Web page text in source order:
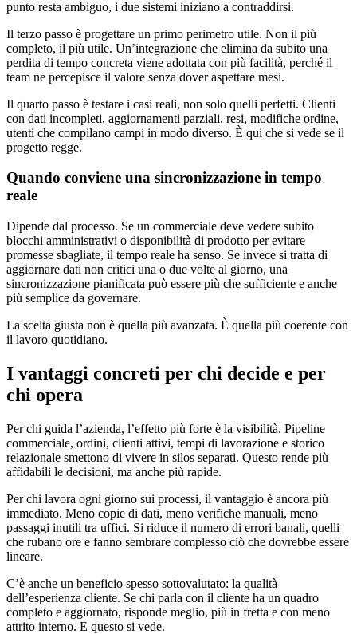
punto resta ambiguo, i due sistemi iniziano a contraddirsi.
Il terzo passo è progettare un primo perimetro utile. Non il più
completo, il più utile. Un’integrazione che elimina da subito una
perdita di tempo concreta viene adottata con più facilità, perché il
team ne percepisce il valore senza dover aspettare mesi.
Il quarto passo è testare i casi reali, non solo quelli perfetti. Clienti
con dati incompleti, aggiornamenti parziali, resi, modifiche ordine,
utenti che compilano campi in modo diverso. È qui che si vede se il
progetto regge.
Quando conviene una sincronizzazione in tempo
reale
Dipende dal processo. Se un commerciale deve vedere subito
blocchi amministrativi o disponibilità di prodotto per evitare
promesse sbagliate, il tempo reale ha senso. Se invece si tratta di
aggiornare dati non critici una o due volte al giorno, una
sincronizzazione pianificata può essere più che sufficiente e anche
più semplice da governare.
La scelta giusta non è quella più avanzata. È quella più coerente con
il lavoro quotidiano.
I vantaggi concreti per chi decide e per
chi opera
Per chi guida l’azienda, l’effetto più forte è la visibilità. Pipeline
commerciale, ordini, clienti attivi, tempi di lavorazione e storico
relazionale smettono di vivere in silos separati. Questo rende più
affidabili le decisioni, ma anche più rapide.
Per chi lavora ogni giorno sui processi, il vantaggio è ancora più
immediato. Meno copie di dati, meno verifiche manuali, meno
passaggi inutili tra uffici. Si riduce il numero di errori banali, quelli
che rubano ore e fanno sembrare complesso ciò che dovrebbe essere
lineare.
C’è anche un beneficio spesso sottovalutato: la qualità
dell’esperienza cliente. Se chi parla con il cliente ha un quadro
completo e aggiornato, risponde meglio, più in fretta e con meno
attrito interno. E questo si vede.